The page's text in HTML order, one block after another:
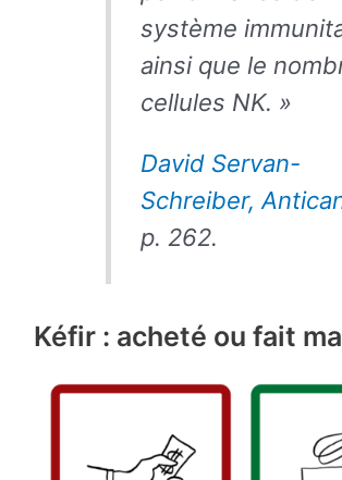
système
ainsi que le
cellules NK. »
David Servan-
Schreiber,
p. 262.
Kéfir : acheté ou fait